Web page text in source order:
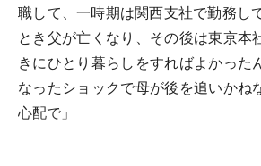
職して、一時期は関西支社で勤務し
とき父が亡くなり、その後は東京本
きにひとり暮らしをすればよかった
なったショックで母が後を追いかね
心配で」